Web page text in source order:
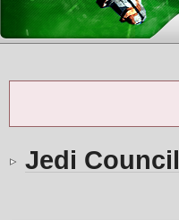
Jedi Council